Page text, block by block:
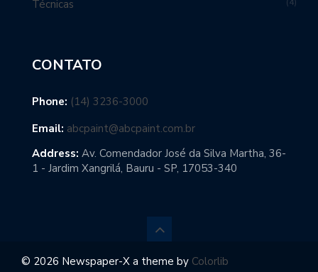
Técnicas
CONTATO
Phone: (14) 3236-3000
Email: abcpaint@abcpaint.com.br
Address: Av. Comendador José da Silva Martha, 36-
1 - Jardim Xangrilá, Bauru - SP, 17053-340
© 2026 Newspaper-X a theme by Colorlib